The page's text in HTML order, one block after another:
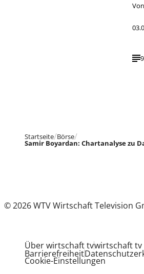
Von
Startseite Börse
Samir Boyardan: Chartanalyse zu
© 2026 WTV Wirtschaft Television
Über wirtschaft tvwirtschaft tv
Barrierefreiheit
Cookie-Einstellungen